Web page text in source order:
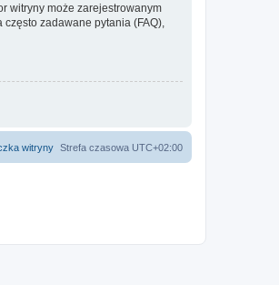
witryny może zarejestrowanym
zadawane pytania (FAQ),
Strefa czasowa UTC+02:00
witryny